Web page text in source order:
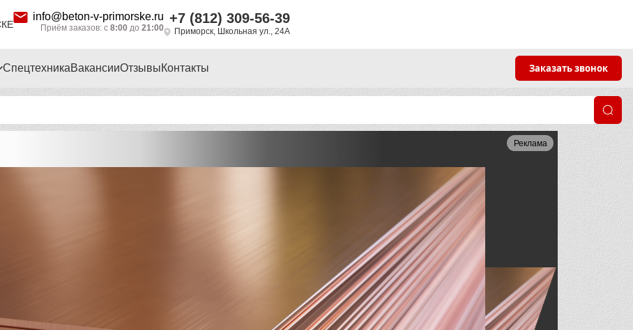
info@beton-v-primorske.ru
Приём заказов: с 8:00 до 21:00
+7 (812) 309-56-39
Приморск, Школьная ул., 24А
СпецтехникаВакансииОтзывыКонтакты Заказать звонок
Реклама